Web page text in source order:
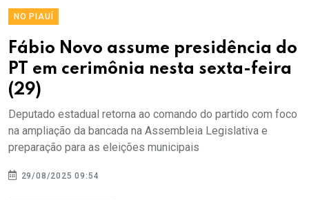
NO PIAUÍ
Fábio Novo assume presidência do
PT em cerimônia nesta sexta-feira
(29)
Deputado estadual retorna ao comando do partido com foco
na ampliação da bancada na Assembleia Legislativa e
preparação para as eleições municipais
29/08/2025 09:54